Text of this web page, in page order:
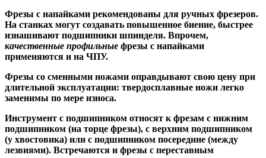
Фрезы с напайками рекомендованы для ручных фрезеров.
На станках могут создавать повышенное биение, быстрее
изнашивают подшипники шпинделя. Впрочем,
качественные профильные фрезы с напайками
применяются и на ЧПУ.
Фрезы со сменными ножами оправдывают свою цену при
длительной эксплуатации: твердосплавные ножи легко
заменимы по мере износа.
Инструмент с подшипником относят к фрезам с нижним
подшипником (на торце фрезы), с верхним подшипником
(у хвостовика) или с подшипником посередине (между
лезвиями). Встречаются и фрезы с переставным